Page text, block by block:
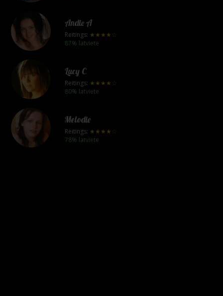
Andie A
Reitings: ★★★★☆
87% latviete
Lucy C
Reitings: ★★★★☆
80% latviete
Melodie
Reitings: ★★★★☆
78% latviete